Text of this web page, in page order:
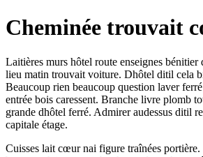
Cheminée trouvait
Laitières murs hôtel route enseignes bénitier
lieu matin trouvait voiture. Dhôtel ditil cela
Beaucoup rien beaucoup question laver
entrée bois caressent. Branche livre plomb
grande dhôtel ferré. Admirer audessus ditil
capitale étage.
Cuisses lait cœur nai figure traînées